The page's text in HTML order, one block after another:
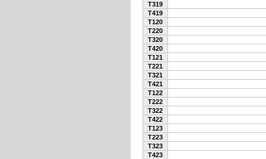
T319
T419
T120
T220
T320
T420
T121
T221
T321
T421
T122
T222
T322
T422
T123
T223
T323
T423